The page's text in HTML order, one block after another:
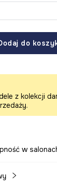
do
z kolekcji
w